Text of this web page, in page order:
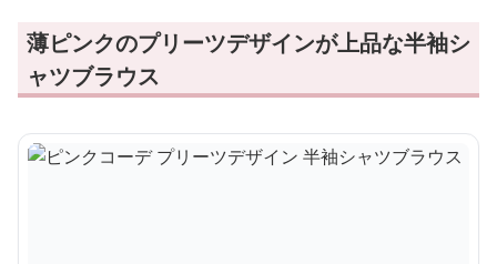
薄ピンクのプリーツデザインが上品な半袖シ
ャツブラウス